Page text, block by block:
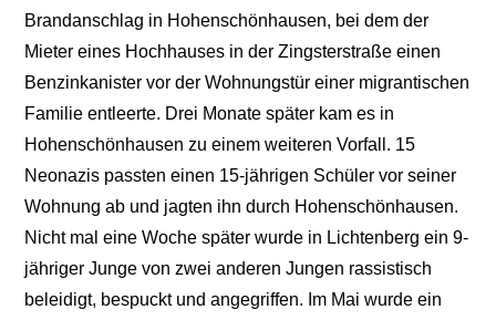
Brandanschlag in Hohenschönhausen, bei dem der
Mieter eines Hochhauses in der Zingsterstraße einen
Benzinkanister vor der Wohnungstür einer migrantischen
Familie entleerte. Drei Monate später kam es in
Hohenschönhausen zu einem weiteren Vorfall. 15
Neonazis passten einen 15-jährigen Schüler vor seiner
Wohnung ab und jagten ihn durch Hohenschönhausen.
Nicht mal eine Woche später wurde in Lichtenberg ein 9-
jähriger Junge von zwei anderen Jungen rassistisch
beleidigt, bespuckt und angegriffen. Im Mai wurde ein